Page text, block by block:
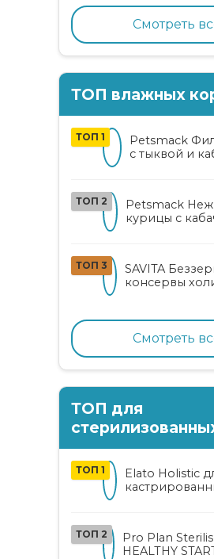
рыбой,
вера
Смотреть
ТОП влажных
ТОП 1
Petsmack
с тыквой и
ТОП 2
Petsmack
курицы с
ТОП 3
SAVITA
консервы
Смотреть
ТОП для
ТОП 1
Elato Holistic
ТОП 2
Pro Plan
HEALTHY